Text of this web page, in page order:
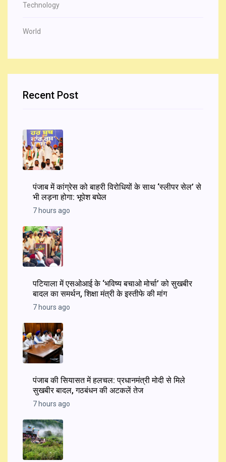
Technology
World
Recent Post
पंजाब में कांग्रेस को बाहरी विरोधियों के साथ ‘स्लीपर सेल’ से
भी लड़ना होगा: भूपेश बघेल
7 hours ago
पटियाला में एसओआई के ‘भविष्य बचाओ मोर्चा’ को सुखबीर
बादल का समर्थन, शिक्षा मंत्री के इस्तीफे की मांग
7 hours ago
पंजाब की सियासत में हलचल: प्रधानमंत्री मोदी से मिले
सुखबीर बादल, गठबंधन की अटकलें तेज
7 hours ago